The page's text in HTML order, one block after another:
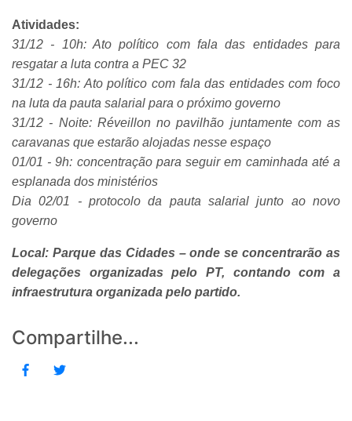
Atividades:
31/12 - 10h: Ato político com fala das entidades para
resgatar a luta contra a PEC 32
31/12 - 16h: Ato político com fala das entidades com foco
na luta da pauta salarial para o próximo governo
31/12 - Noite: Réveillon no pavilhão juntamente com as
caravanas que estarão alojadas nesse espaço
01/01 - 9h: concentração para seguir em caminhada até a
esplanada dos ministérios
Dia 02/01 - protocolo da pauta salarial junto ao novo
governo
Local: Parque das Cidades – onde se concentrarão as
delegações organizadas pelo PT, contando com a
infraestrutura organizada pelo partido.
Compartilhe...